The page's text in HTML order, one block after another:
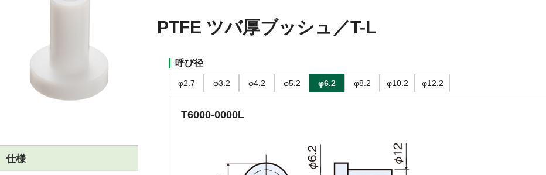
仕様
PTFE ツバ厚ブッシュ／T-L
呼び径
φ2.7 φ3.2 φ4.2 φ5.2 φ6.2 φ8.2 φ10.2 φ12.2
T6000-0000L